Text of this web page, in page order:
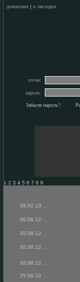
домашняя | в закладки
логин:
пароль:
Забыли пароль?
1 2 3 4 5 6 7 8 9
28.02.13
30.08.12
30.08.12
30.08.12
30.08.12
25.08.10